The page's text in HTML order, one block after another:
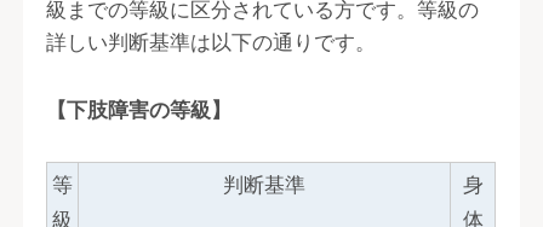
級までの等級に区分されている方です。等級の
詳しい判断基準は以下の通りです。
【下肢障害の等級】
等
級
判断基準
身
体